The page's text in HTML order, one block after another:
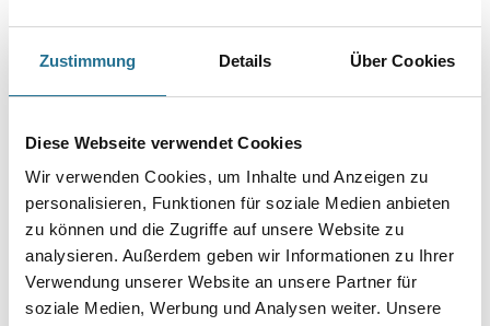
Zustimmung Details Über Cookies
Diese Webseite verwendet Cookies
Wir verwenden Cookies, um Inhalte und Anzeigen zu
personalisieren, Funktionen für soziale Medien anbieten
zu können und die Zugriffe auf unsere Website zu
analysieren. Außerdem geben wir Informationen zu Ihrer
Verwendung unserer Website an unsere Partner für
soziale Medien, Werbung und Analysen weiter. Unsere
zusätzliche Grundierung.
Farbtonbezeichnung
Glanzgrad
Gebinde